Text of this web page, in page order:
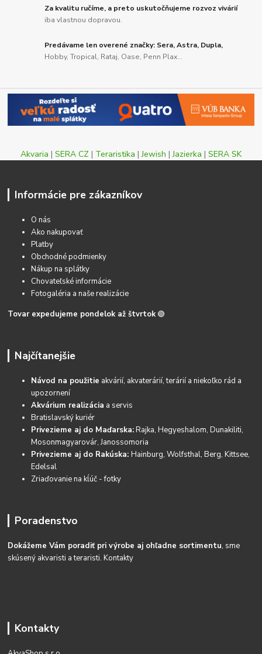
Za kvalitu ručíme, a preto uskutočňujeme rozvoz vivárií
iba vlastnou dopravou.
Predávame len overené značky: Sera, Astra, Dupla,
Hobby, Tropical, Rataj, Oase, Penn Plax...
Akvaria | SERA CZ | Teraristika |Jewish |Jazierka | SERA SK
Informácie pre zákazníkov
O nás
Ako nakupovať
Platby
Obchodné podmienky
Nákup na splátky
Chovateľské informácie
Fotogaléria a naše realizácie
Tovar expedujeme pondelok až štvrtok 🟢
Najčítanejšie
Návod na použitie akvárií, akvaterárií, terárií a niekoľko rád a
upozornení
Akvárium realizácia a servis
Bratislavský kuriér
Privezieme aj do Maďarska:Rajka, Hegyeshalom, Dunakiliti,
Mosonmagyarovár, Janossomoria
Privezieme aj do Rakúska:Hainburg, Wolfsthal, Berg, Kittsee,
Edelsal
Zriaďovanie na kĺúč - fotky
Poradenstvo
Dokážeme Vám poradiť pri výrobe aj ohľadne sortimentu, sme
skúsený akvaristi a teraristi.Kontakty
Kontakty